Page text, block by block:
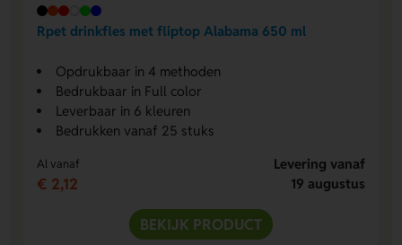
Rpet drinkfles met fliptop Alabama 650 ml
Opdrukbaar in 4 methoden
Bedrukbaar in Full color
Leverbaar in 6 kleuren
Bedrukken vanaf 25 stuks
Al vanaf
€ 2,12
Levering vanaf
19 augustus
BEKIJK PRODUCT